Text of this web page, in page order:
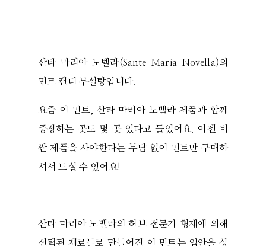
산타 마리아 노벨라(Sante Maria Novella)의
민트 캔디 무설탕입니다.
요즘 이 민트, 산타 마리아 노벨라 제품과 함께
증정하는 곳도 몇 곳 있다고 들었어요. 이젠 비
싼 제품을 사야한다는 부담 없이 민트만 구매하
셔서 드실 수 있어요!
산타 마리아 노벨라의 허브 전문가 형제에 의해
선택된 재료들로 만들어진 이 민트는 입안을 상